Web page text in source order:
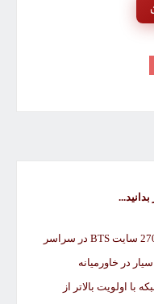
پوشش شبکه: دارای بیش از 27000 سایت BTS در سراسر
در خاورمیانه
اولویت بالاتر از